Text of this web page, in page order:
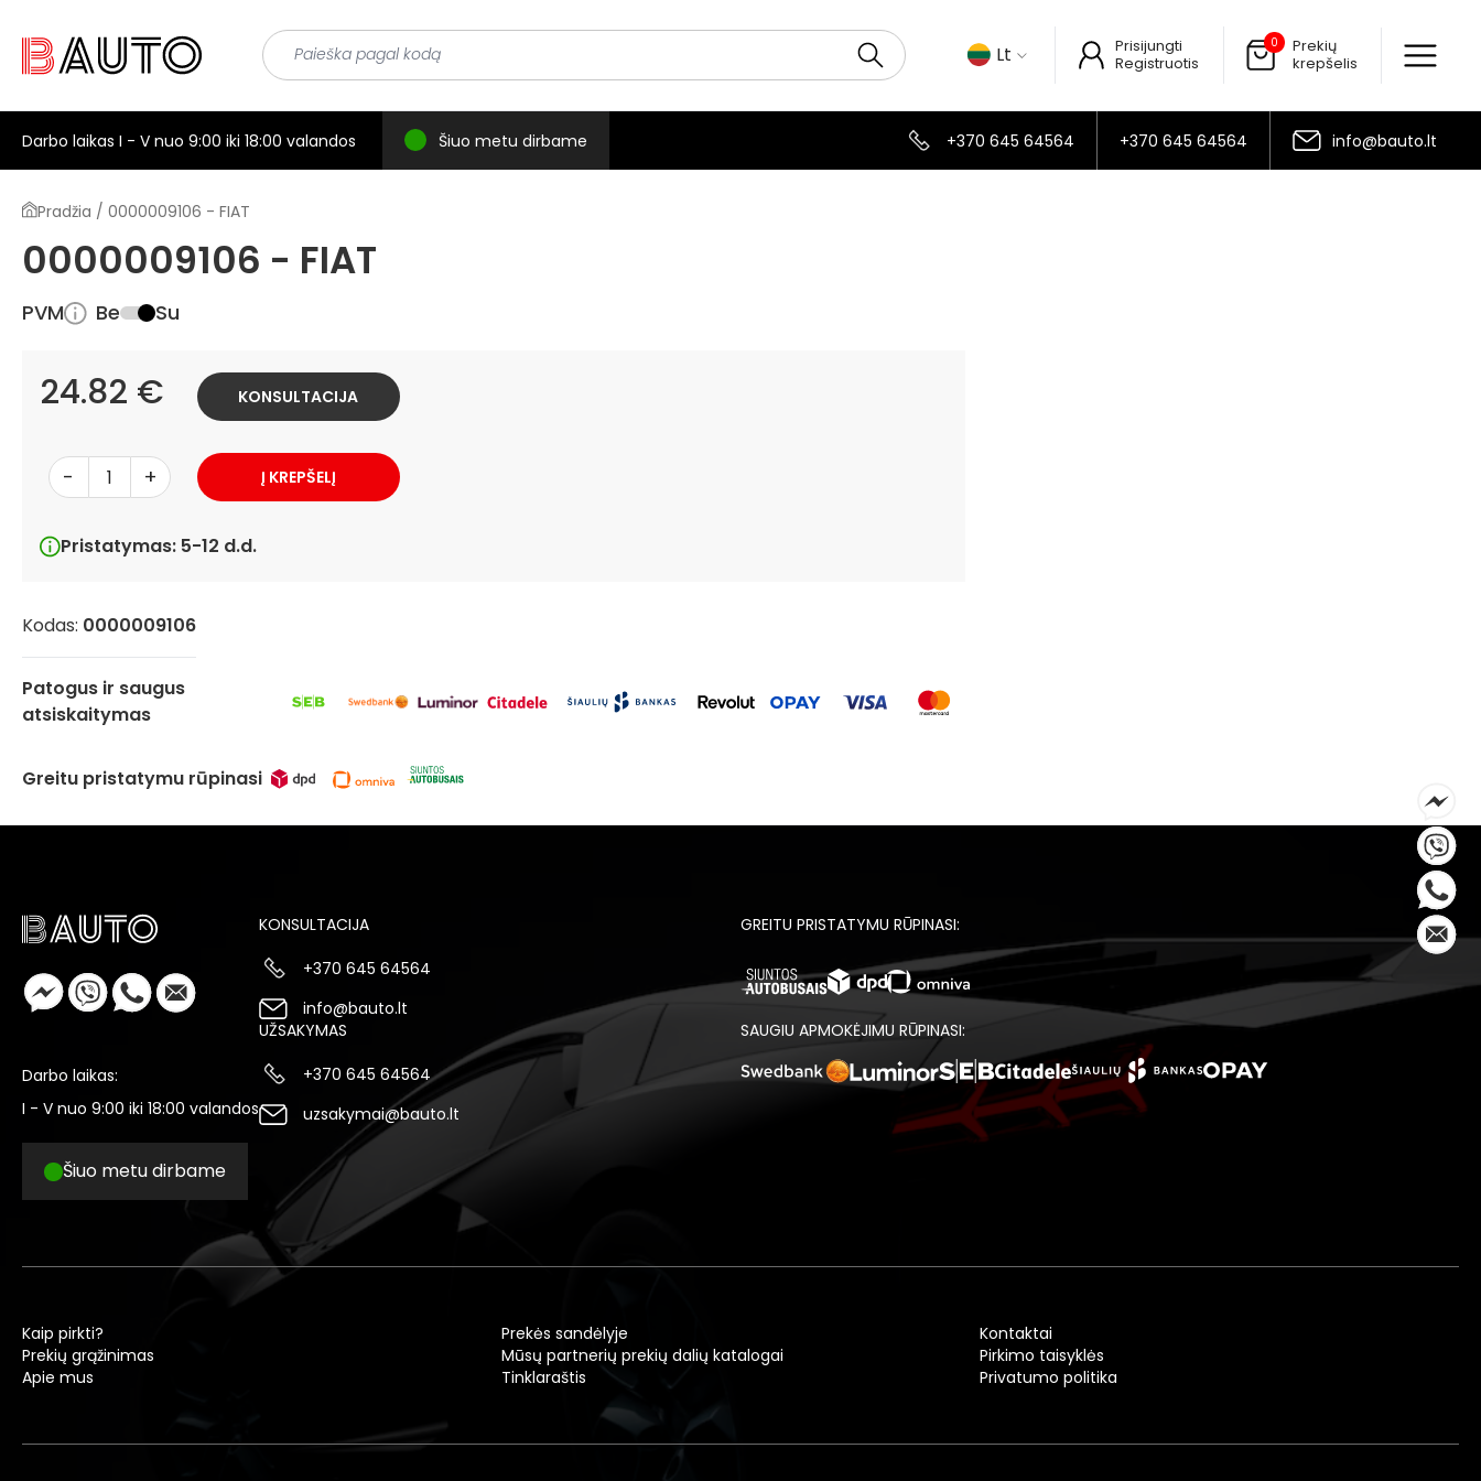
Lt
Prisijungti
Registruotis
0
Prekių
krepšelis
Darbo laikas I - V nuo 9:00 iki 18:00 valandos Šiuo metu dirbame +370 645 64564 +370 645 64564 info@bauto.lt
Pradžia / 0000009106 - FIAT
0000009106 - FIAT
PVM Be Su
24.82 €
- +
Pristatymas: 5-12 d.d.
Į KREPŠELĮ
KONSULTACIJA
Kodas: 0000009106
Patogus ir saugus
atsiskaitymas
Greitu pristatymu rūpinasi
Darbo laikas:
I - V nuo 9:00 iki 18:00 valandos
Šiuo metu dirbame
KONSULTACIJA
+370 645 64564
info@bauto.lt
UŽSAKYMAS
+370 645 64564
uzsakymai@bauto.lt
GREITU PRISTATYMU RŪPINASI:
SAUGIU APMOKĖJIMU RŪPINASI:
Kaip pirkti?
Prekių grąžinimas
Apie mus
Prekės sandėlyje
Mūsų partnerių prekių dalių katalogai
Tinklaraštis
Kontaktai
Pirkimo taisyklės
Privatumo politika